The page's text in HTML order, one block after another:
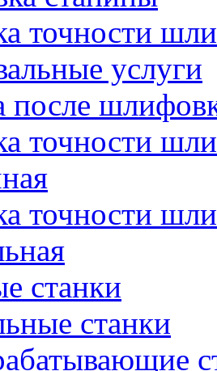
точности
услуги
после
точности
точности
станки
станки